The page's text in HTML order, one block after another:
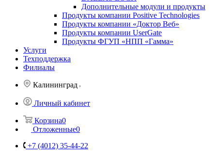
Дополнительные модули и продукты
Продукты компании Positive Technologies
Продукты компании «Доктор Веб»
Продукты компании UserGate
Продукты ФГУП «НПП «Гамма»
Услуги
Техподдержка
Филиалы
Калининград
Личный кабинет
Корзина0
Отложенные0
+7 (4012) 35-44-22